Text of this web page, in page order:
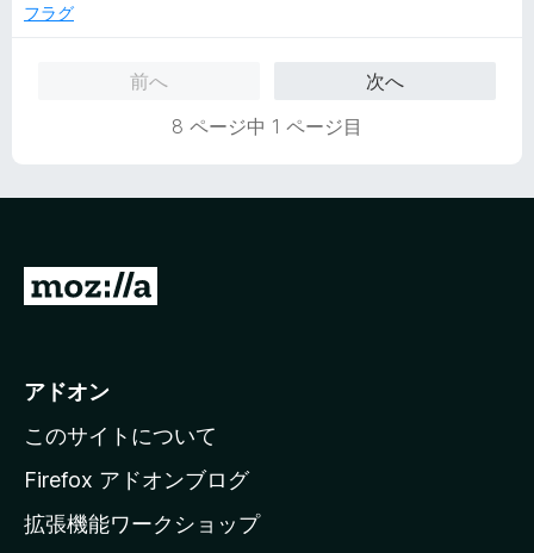
の
フラグ
前へ
次へ
8 ページ中 1 ページ目
M
i
l
a
ホ
アドオン
このサイトについて
Firefox アドオンブログ
拡張機能ワークショップ